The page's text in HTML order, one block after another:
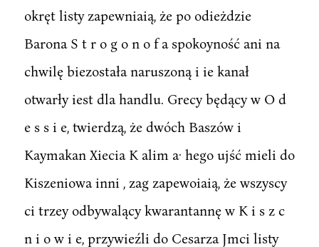
okręt listy zapewniaią, że po odieżdzie
Barona S t r o g o n o f a spokoyność ani na
chwilę biezostała naruszoną i ie kanał
otwarły iest dla handlu. Grecy będący w O d
e s s i e, twierdzą, że dwóch Baszów i
Kaymakan Xiecia K alim a· hego ujść mieli do
Kiszeniowa inni , zag zapewoiaią, że wszyscy
ci trzey odbywalący kwarantannę w K i s z c
n i o w i e, przywieźli do Cesarza Jmci listy